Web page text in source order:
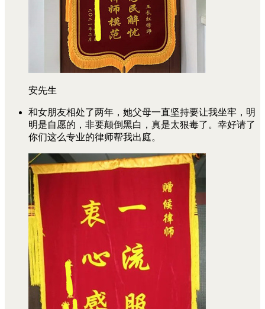
安先生
和女朋友相处了两年，她父母一直坚持要让我坐牢，明
明是自愿的，非要颠倒黑白，真是太狠毒了。幸好请了
你们这么专业的律师帮我出庭。